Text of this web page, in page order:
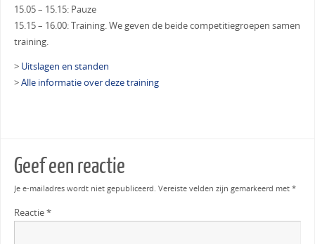
15.05 – 15.15: Pauze
15.15 – 16.00: Training. We geven de beide competitiegroepen samen
training.
> Uitslagen en standen
>Alle informatie over deze training
Geef een reactie
Je e-mailadres wordt niet gepubliceerd. Vereiste velden zijn gemarkeerd met *
Reactie*